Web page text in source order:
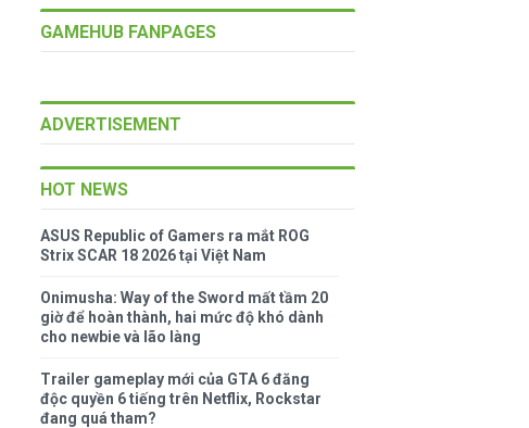
GAMEHUB FANPAGES
ADVERTISEMENT
HOT NEWS
ASUS Republic of Gamers ra mắt ROG
Strix SCAR 18 2026 tại Việt Nam
Onimusha: Way of the Sword mất tầm 20
giờ để hoàn thành, hai mức độ khó dành
cho newbie và lão làng
Trailer gameplay mới của GTA 6 đăng
độc quyền 6 tiếng trên Netflix, Rockstar
đang quá tham?